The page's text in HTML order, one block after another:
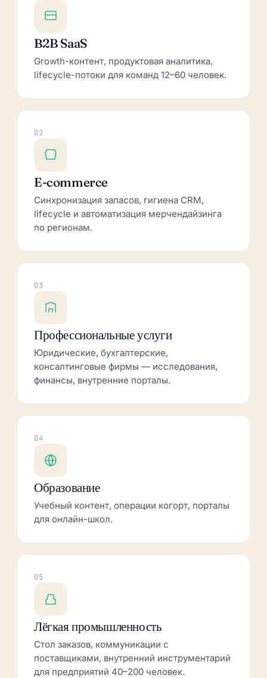
B2B SaaS
Growth-контент, продуктовая аналитика,
lifecycle-потоки для команд 12–60 человек.
02
E-commerce
Синхронизация запасов, гигиена CRM,
lifecycle и автоматизация мерчендайзинга
по регионам.
03
Профессиональные услуги
Юридические, бухгалтерские,
консалтинговые фирмы — исследования,
финансы, внутренние порталы.
04
Образование
Учебный контент, операции когорт, порталы
для онлайн-школ.
05
Лёгкая промышленность
Стол заказов, коммуникации с
поставщиками, внутренний инструментарий
для предприятий 40–200 человек.